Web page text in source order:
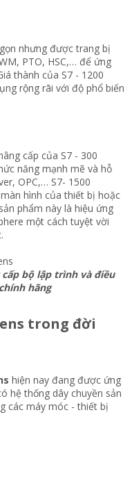
nhưng được trang bị
PTO, HSC,… để ứng
thành của S7 - 1200
rộng rãi với độ phổ biến
cấp của S7 - 300
năng mạnh mẽ và hỗ
OPC,… S7- 1500
hình của thiết bị hoặc
phẩm này là hiệu ứng
một cách tuyệt vời
cấp bộ lập trình và điều
hãng
trong đời
hiện nay đang được ứng
hệ thống dây chuyền sản
các máy móc - thiết bị